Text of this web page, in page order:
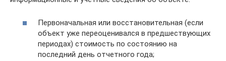
Первоначальная или восстановительная (если
объект уже переоценивался в предшествующих
периодах) стоимость по состоянию на
последний день отчетного года;